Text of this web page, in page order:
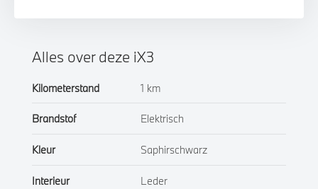
Alles over deze iX3
Kilometerstand 1 km
Brandstof Elektrisch
Kleur Saphirschwarz
Interieur Leder